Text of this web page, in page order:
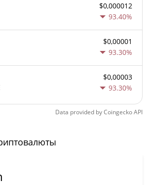
$0,000012
93.40%
$0,00001
93.30%
$0,00003
93.30%
Data provided byCoingeckoAPI